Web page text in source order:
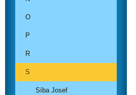
O
P
R
S
Síba Josef